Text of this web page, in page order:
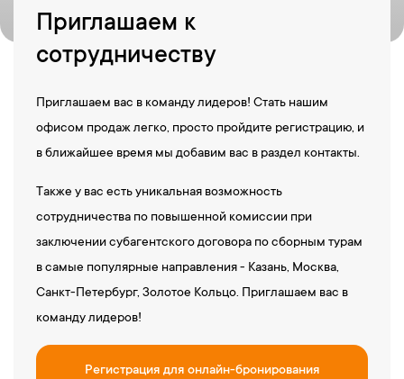
Приглашаем к
сотрудничеству
Приглашаем вас в команду лидеров! Стать нашим
офисом продаж легко, просто пройдите регистрацию, и
в ближайшее время мы добавим вас в раздел контакты.
Также у вас есть уникальная возможность
сотрудничества по повышенной комиссии при
заключении субагентского договора по сборным турам
в самые популярные направления - Казань, Москва,
Санкт-Петербург, Золотое Кольцо. Приглашаем вас в
команду лидеров!
Регистрация для онлайн-бронирования